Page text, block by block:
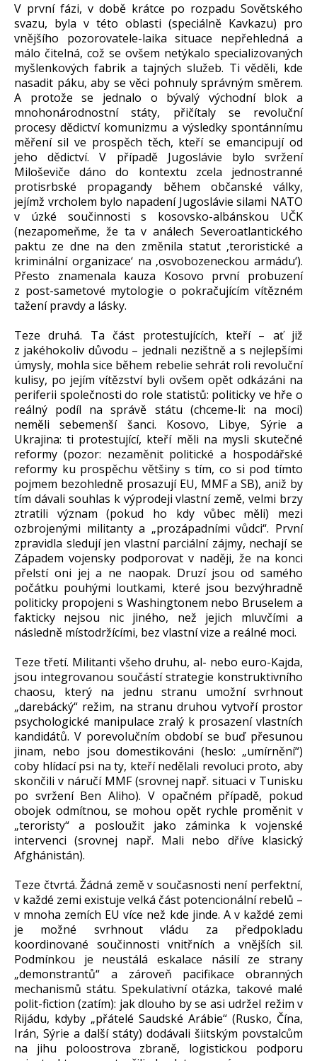
V první fázi, v době krátce po rozpadu Sovětského
svazu, byla v této oblasti (speciálně Kavkazu) pro
vnějšího pozorovatele-laika situace nepřehledná a
málo čitelná, což se ovšem netýkalo specializovaných
myšlenkových fabrik a tajných služeb. Ti věděli, kde
nasadit páku, aby se věci pohnuly správným směrem.
A protože se jednalo o bývalý východní blok a
mnohonárodnostní státy, přičítaly se revoluční
procesy dědictví komunizmu a výsledky spontánnímu
měření sil ve prospěch těch, kteří se emancipují od
jeho dědictví. V případě Jugoslávie bylo svržení
Miloševiče dáno do kontextu zcela jednostranné
protisrbské propagandy během občanské války,
jejímž vrcholem bylo napadení Jugoslávie silami NATO
v úzké součinnosti s kosovsko-albánskou UČK
(nezapomeňme, že ta v análech Severoatlantického
paktu ze dne na den změnila statut ‚teroristické a
kriminální organizace‘ na ‚osvobozeneckou armádu‘).
Přesto znamenala kauza Kosovo první probuzení
z post-sametové mytologie o pokračujícím vítězném
tažení pravdy a lásky.
Teze druhá. Ta část protestujících, kteří – ať již
z jakéhokoliv důvodu – jednali nezištně a s nejlepšími
úmysly, mohla sice během rebelie sehrát roli revoluční
kulisy, po jejím vítězství byli ovšem opět odkázáni na
periferii společnosti do role statistů: politicky ve hře o
reálný podíl na správě státu (chceme-li: na moci)
neměli sebemenší šanci. Kosovo, Libye, Sýrie a
Ukrajina: ti protestující, kteří měli na mysli skutečné
reformy (pozor: nezaměnit politické a hospodářské
reformy ku prospěchu většiny s tím, co si pod tímto
pojmem bezohledně prosazují EU, MMF a SB), aniž by
tím dávali souhlas k výprodeji vlastní země, velmi brzy
ztratili význam (pokud ho kdy vůbec měli) mezi
ozbrojenými militanty a „prozápadními vůdci“. První
zpravidla sledují jen vlastní parciální zájmy, nechají se
Západem vojensky podporovat v naději, že na konci
přelstí oni jej a ne naopak. Druzí jsou od samého
počátku pouhými loutkami, které jsou bezvýhradně
politicky propojeni s Washingtonem nebo Bruselem a
fakticky nejsou nic jiného, než jejich mluvčími a
následně místodržícími, bez vlastní vize a reálné moci.
Teze třetí. Militanti všeho druhu, al- nebo euro-Kajda,
jsou integrovanou součástí strategie konstruktivního
chaosu, který na jednu stranu umožní svrhnout
„darebácký“ režim, na stranu druhou vytvoří prostor
psychologické manipulace zralý k prosazení vlastních
kandidátů. V porevolučním období se buď přesunou
jinam, nebo jsou domestikováni (heslo: „umírnění“)
coby hlídací psi na ty, kteří nedělali revoluci proto, aby
skončili v náručí MMF (srovnej např. situaci v Tunisku
po svržení Ben Aliho). V opačném případě, pokud
obojek odmítnou, se mohou opět rychle proměnit v
„teroristy“ a posloužit jako záminka k vojenské
intervenci (srovnej např. Mali nebo dříve klasický
Afghánistán).
Teze čtvrtá. Žádná země v současnosti není perfektní,
v každé zemi existuje velká část potencionální rebelů –
v mnoha zemích EU více než kde jinde. A v každé zemi
je možné svrhnout vládu za předpokladu
koordinované součinnosti vnitřních a vnějších sil.
Podmínkou je neustálá eskalace násilí ze strany
„demonstrantů“ a zároveň pacifikace obranných
mechanismů státu. Spekulativní otázka, takové malé
polit-fiction (zatím): jak dlouho by se asi udržel režim v
Rijádu, kdyby „přátelé Saudské Arábie“ (Rusko, Čína,
Irán, Sýrie a další státy) dodávali šiitským povstalcům
na jihu poloostrova zbraně, logistickou podporu